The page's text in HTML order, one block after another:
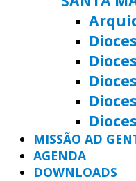
MISSÃO AD
AGENDA
DOWNLOADS